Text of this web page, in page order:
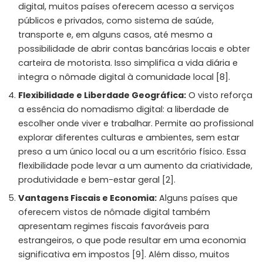
digital, muitos países oferecem acesso a serviços
públicos e privados, como sistema de saúde,
transporte e, em alguns casos, até mesmo a
possibilidade de abrir contas bancárias locais e obter
carteira de motorista. Isso simplifica a vida diária e
integra o nômade digital à comunidade local [8].
Flexibilidade e Liberdade Geográfica: O visto reforça
a essência do nomadismo digital: a liberdade de
escolher onde viver e trabalhar. Permite ao profissional
explorar diferentes culturas e ambientes, sem estar
preso a um único local ou a um escritório físico. Essa
flexibilidade pode levar a um aumento da criatividade,
produtividade e bem-estar geral [2].
Vantagens Fiscais e Economia: Alguns países que
oferecem vistos de nômade digital também
apresentam regimes fiscais favoráveis para
estrangeiros, o que pode resultar em uma economia
significativa em impostos [9]. Além disso, muitos